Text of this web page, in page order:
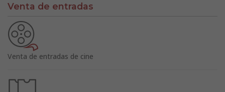
Venta de entradas
Venta de entradas de cine